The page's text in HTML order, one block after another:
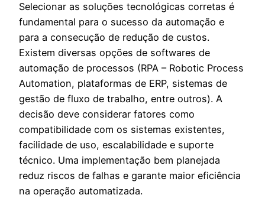
Selecionar as soluções tecnológicas corretas é
fundamental para o sucesso da automação e
para a consecução de redução de custos.
Existem diversas opções de softwares de
automação de processos (RPA – Robotic Process
Automation, plataformas de ERP, sistemas de
gestão de fluxo de trabalho, entre outros). A
decisão deve considerar fatores como
compatibilidade com os sistemas existentes,
facilidade de uso, escalabilidade e suporte
técnico. Uma implementação bem planejada
reduz riscos de falhas e garante maior eficiência
na operação automatizada.